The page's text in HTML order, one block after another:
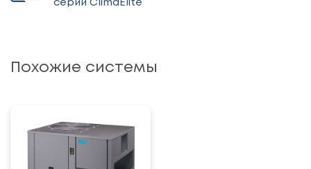
серии ClimaElite
Похожие системы